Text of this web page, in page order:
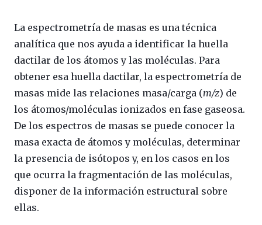
La espectrometría de masas es una técnica
analítica que nos ayuda a identificar la huella
dactilar de los átomos y las moléculas. Para
obtener esa huella dactilar, la espectrometría de
masas mide las relaciones masa/carga (m/z) de
los átomos/moléculas ionizados en fase gaseosa.
De los espectros de masas se puede conocer la
masa exacta de átomos y moléculas, determinar
la presencia de isótopos y, en los casos en los
que ocurra la fragmentación de las moléculas,
disponer de la información estructural sobre
ellas.